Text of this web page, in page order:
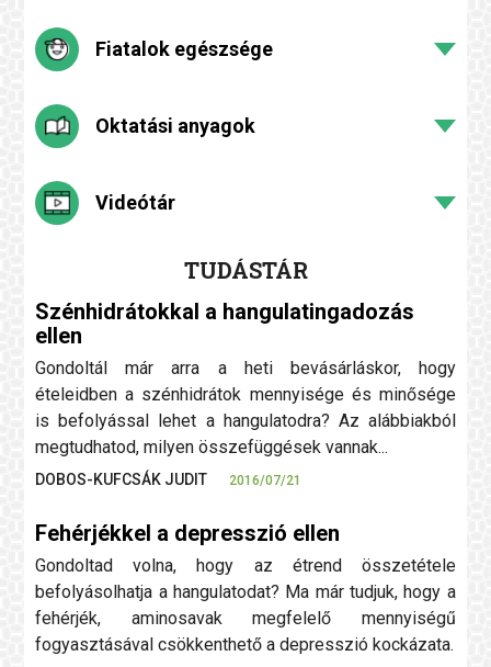
Fiatalok egészsége
Oktatási anyagok
Videótár
TUDÁSTÁR
Szénhidrátokkal a hangulatingadozás
ellen
Gondoltál már arra a heti bevásárláskor, hogy
ételeidben a szénhidrátok mennyisége és minősége
is befolyással lehet a hangulatodra? Az alábbiakból
megtudhatod, milyen összefüggések vannak...
DOBOS-KUFCSÁK JUDIT 2016/07/21
Fehérjékkel a depresszió ellen
Gondoltad volna, hogy az étrend összetétele
befolyásolhatja a hangulatodat? Ma már tudjuk, hogy a
fehérjék, aminosavak megfelelő mennyiségű
fogyasztásával csökkenthető a depresszió kockázata.